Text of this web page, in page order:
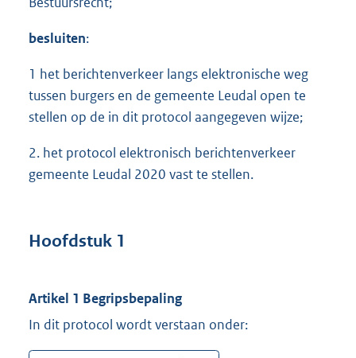
besluiten:
1 het berichtenverkeer langs elektronische weg
tussen burgers en de gemeente Leudal open te
stellen op de in dit protocol aangegeven wijze;
2. het protocol elektronisch berichtenverkeer
gemeente Leudal 2020 vast te stellen.
Hoofdstuk 1
Artikel 1 Begripsbepaling
In dit protocol wordt verstaan onder: